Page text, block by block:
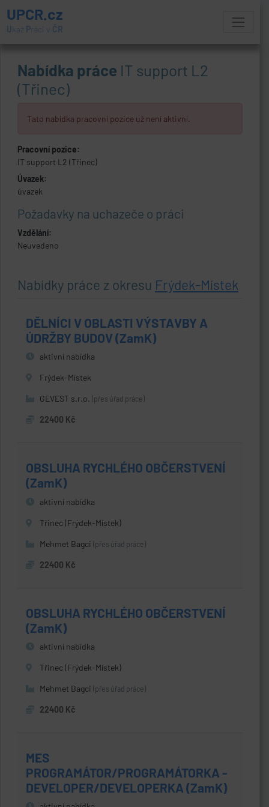
UPCR.cz
U kaž Práci v ČR
Nabídka práce IT support L2
(Třinec)
Tato nabídka pracovní pozice už není aktivní.
Pracovní pozice:
IT support L2 (Třinec)
Úvazek:
úvazek
Požadavky na uchazeče o práci
Vzdělání:
Neuvedeno
Nabídky práce z okresu Frýdek-Místek
DĚLNÍCI V OBLASTI VÝSTAVBY A
ÚDRŽBY BUDOV (ZamK)
aktivní nabídka
Frýdek-Místek
GEVEST s.r.o. (přes úřad práce)
22400 Kč
OBSLUHA RYCHLÉHO OBČERSTVENÍ
(ZamK)
aktivní nabídka
Třinec (Frýdek-Místek)
Mehmet Bagci (přes úřad práce)
22400 Kč
OBSLUHA RYCHLÉHO OBČERSTVENÍ
(ZamK)
aktivní nabídka
Třinec (Frýdek-Místek)
Mehmet Bagci (přes úřad práce)
22400 Kč
MES
PROGRAMÁTOR/PROGRAMÁTORKA -
DEVELOPER/DEVELOPERKA (ZamK)